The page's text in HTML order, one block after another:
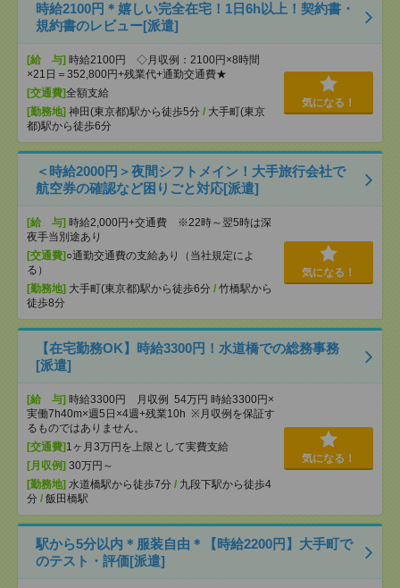
時給2100円＊嬉しい完全在宅！1日6h以上！契約書・
規約書のレビュー[派遣]
[給 与] 時給2100円 ◇月収例：2100円×8時間
×21日＝352,800円+残業代+通勤交通費★
[交通費]全額支給
[勤務地] 神田(東京都)駅から徒歩5分 / 大手町(東京
都)駅から徒歩6分
気になる！
＜時給2000円＞夜間シフトメイン！大手旅行会社で
航空券の確認など困りごと対応[派遣]
[給 与] 時給2,000円+交通費 ※22時～翌5時は深
夜手当別途あり
[交通費] ○通勤交通費の支給あり（当社規定によ
る）
[勤務地] 大手町(東京都)駅から徒歩6分 / 竹橋駅から
徒歩8分
気になる！
【在宅勤務OK】時給3300円！水道橋での総務事務
[派遣]
[給 与] 時給3300円 月収例 54万円 時給3300円×
実働7h40m×週5日×4週+残業10h ※月収例を保証す
るものではありません。
[交通費] 1ヶ月3万円を上限として実費支給
[月収例] 30万円～
[勤務地] 水道橋駅から徒歩7分 / 九段下駅から徒歩4
分 / 飯田橋駅
気になる！
駅から5分以内＊服装自由＊【時給2200円】大手町で
のテスト・評価[派遣]